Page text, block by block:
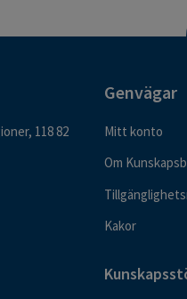
118 82
Genvägar
Mitt konto
Om
Kakor